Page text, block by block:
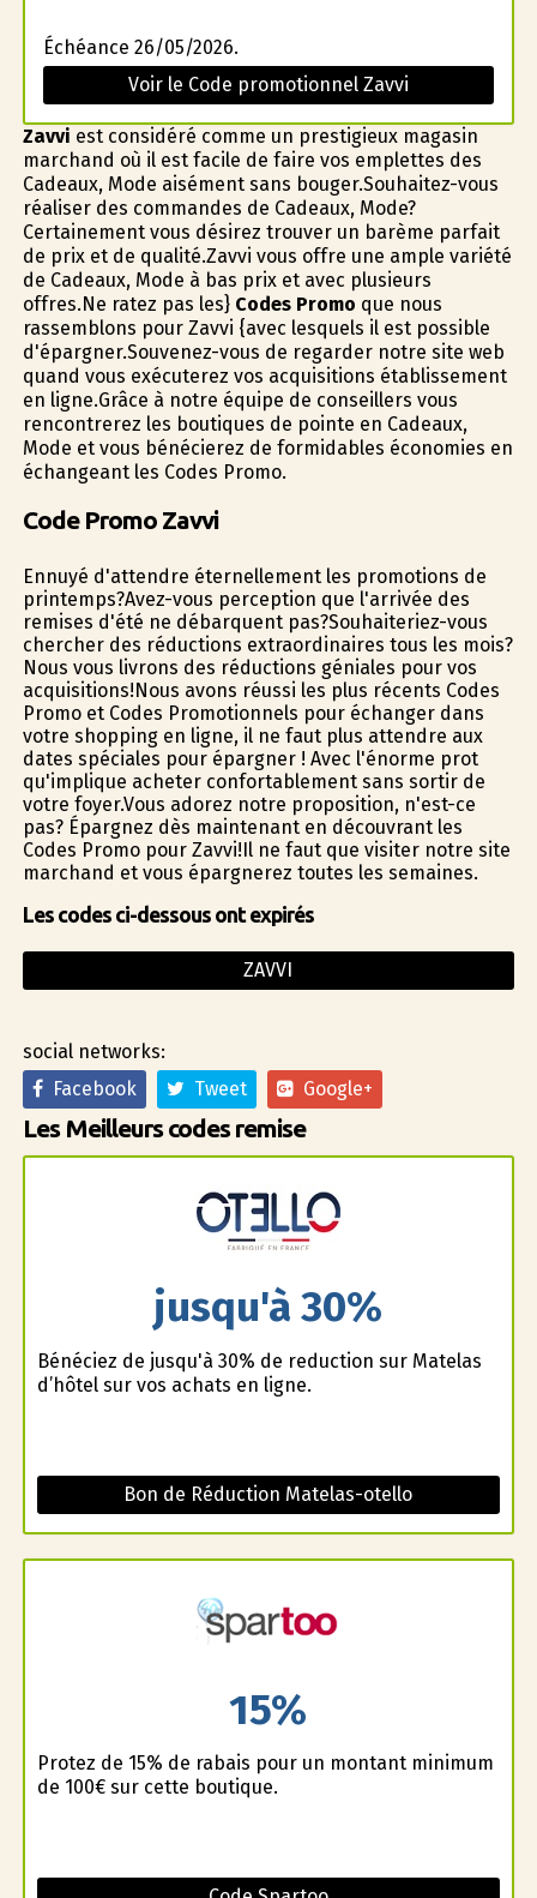
Échéance 26/05/2026.
Voir le Code promotionnel Zavvi
Zavvi est considéré comme un prestigieux magasin
marchand où il est facile de faire vos emplettes des
Cadeaux, Mode aisément sans bouger.Souhaitez-vous
réaliser des commandes de Cadeaux, Mode?
Certainement vous désirez trouver un barème parfait
de prix et de qualité.Zavvi vous offre une ample variété
de Cadeaux, Mode à bas prix et avec plusieurs
offres.Ne ratez pas les} Codes Promo que nous
rassemblons pour Zavvi {avec lesquels il est possible
d'épargner.Souvenez-vous de regarder notre site web
quand vous exécuterez vos acquisitions établissement
en ligne.Grâce à notre équipe de conseillers vous
rencontrerez les boutiques de pointe en Cadeaux,
Mode et vous bénéficierez de formidables économies en
échangeant les Codes Promo.
Code Promo Zavvi
Ennuyé d'attendre éternellement les promotions de
printemps?Avez-vous perception que l'arrivée des
remises d'été ne débarquent pas?Souhaiteriez-vous
chercher des réductions extraordinaires tous les mois?
Nous vous livrons des réductions géniales pour vos
acquisitions!Nous avons réussi les plus récents Codes
Promo et Codes Promotionnels pour échanger dans
votre shopping en ligne, il ne faut plus attendre aux
dates spéciales pour épargner ! Avec l'énorme profit
qu'implique acheter confortablement sans sortir de
votre foyer.Vous adorez notre proposition, n'est-ce
pas? Épargnez dès maintenant en découvrant les
Codes Promo pour Zavvi!Il ne faut que visiter notre site
marchand et vous épargnerez toutes les semaines.
Les codes ci-dessous ont expirés
ZAVVI
social networks:
Facebook
Tweet Google+
Les Meilleurs codes remise
jusqu'à 30%
Bénéficiez de jusqu'à 30% de reduction sur Matelas
d’hôtel sur vos achats en ligne.
Bon de Réduction Matelas-otello
15%
Profitez de 15% de rabais pour un montant minimum
de 100€ sur cette boutique.